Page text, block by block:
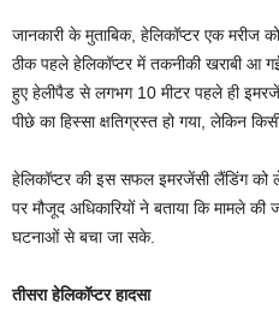
जानकारी के मुताबिक, हेलिकॉप्टर एक मरीज
ठीक पहले हेलिकॉप्टर में तकनीकी खराबी आ
हुए हेलीपैड से लगभग 10 मीटर पहले ही
पीछे का हिस्सा क्षतिग्रस्त हो गया, लेकिन
हेलिकॉप्टर की इस सफल इमरजेंसी लैंडिंग को
पर मौजूद अधिकारियों ने बताया कि मामले
घटनाओं से बचा जा सके.
तीसरा हेलिकॉप्टर हादसा